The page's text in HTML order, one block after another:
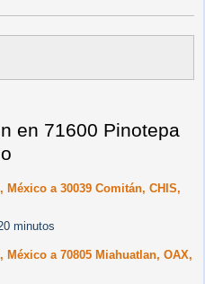
en 71600 Pinotepa
México a 30039 Comitán, CHIS,
minutos
México a 70805 Miahuatlan, OAX,